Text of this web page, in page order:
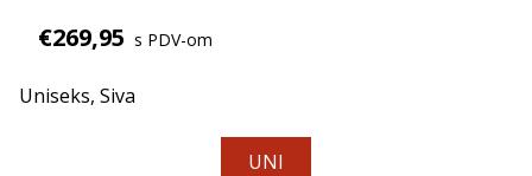
odaberite
odjeću
€269,95 s PDV-om
Uniseks, Siva
UNI